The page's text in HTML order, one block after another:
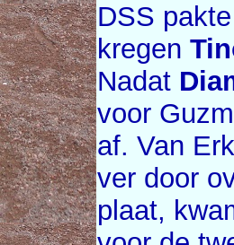
DSS
kregen
Nadat
voor
af. Van
ver door
plaat,